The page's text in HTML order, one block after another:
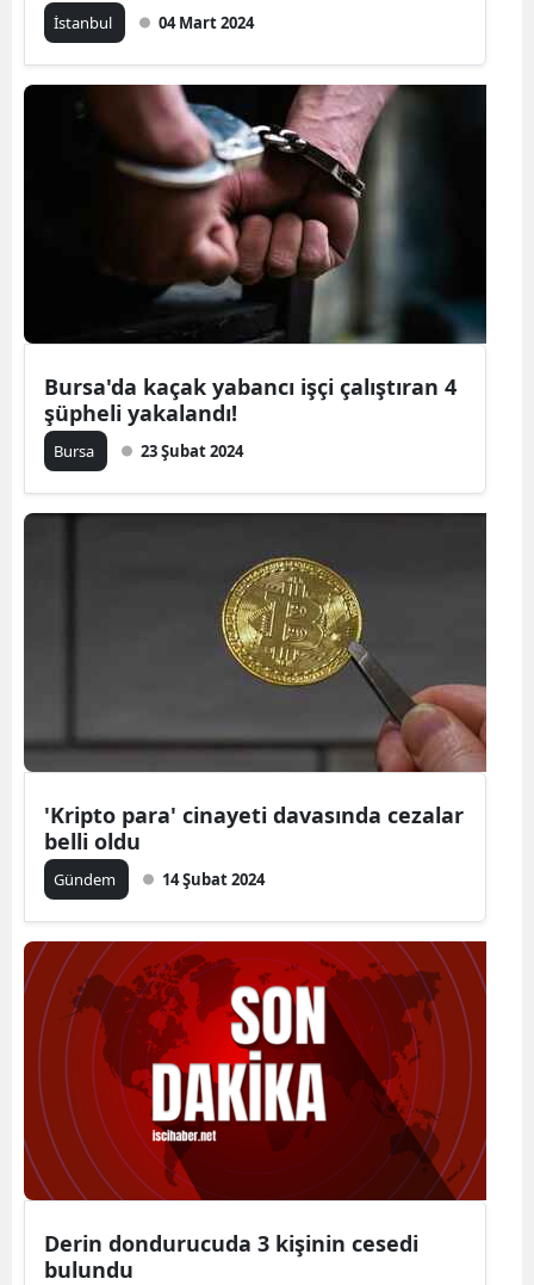
İstanbul 04 Mart 2024
Bursa'da kaçak yabancı işçi çalıştıran 4
şüpheli yakalandı!
Bursa 23 Şubat 2024
'Kripto para' cinayeti davasında cezalar
belli oldu
Gündem 14 Şubat 2024
Derin dondurucuda 3 kişinin cesedi
bulundu